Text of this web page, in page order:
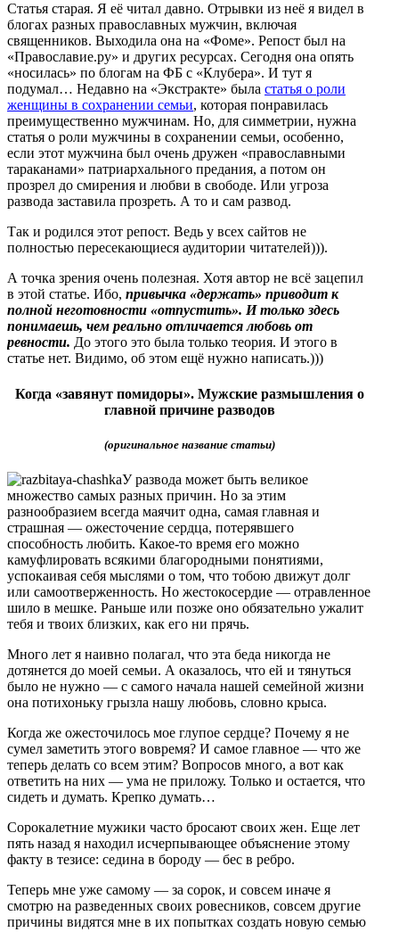
Статья старая. Я её читал давно. Отрывки из неё я видел в
блогах разных православных мужчин, включая
священников. Выходила она на «Фоме». Репост был на
«Православие.ру» и других ресурсах. Сегодня она опять
«носилась» по блогам на ФБ с «Клубера». И тут я
подумал… Недавно на «Экстракте» была статья о роли
женщины в сохранении семьи, которая понравилась
преимущественно мужчинам. Но, для симметрии, нужна
статья о роли мужчины в сохранении семьи, особенно,
если этот мужчина был очень дружен «православными
тараканами» патриархального предания, а потом он
прозрел до смирения и любви в свободе. Или угроза
развода заставила прозреть. А то и сам развод.
Так и родился этот репост. Ведь у всех сайтов не
полностью пересекающиеся аудитории читателей))).
А точка зрения очень полезная. Хотя автор не всё зацепил
в этой статье. Ибо, привычка «держать» приводит к
полной неготовности «отпустить». И только здесь
понимаешь, чем реально отличается любовь от
ревности. До этого это была только теория. И этого в
статье нет. Видимо, об этом ещё нужно написать.)))
Когда «завянут помидоры». Мужские размышления о
главной причине разводов
(оригинальное название статьи)
У развода может быть великое
множество самых разных причин. Но за этим
разнообразием всегда маячит одна, самая главная и
страшная — ожесточение сердца, потерявшего
способность любить. Какое-то время его можно
камуфлировать всякими благородными понятиями,
успокаивая себя мыслями о том, что тобою движут долг
или самоотверженность. Но жестокосердие — отравленное
шило в мешке. Раньше или позже оно обязательно ужалит
тебя и твоих близких, как его ни прячь.
Много лет я наивно полагал, что эта беда никогда не
дотянется до моей семьи. А оказалось, что ей и тянуться
было не нужно — с самого начала нашей семейной жизни
она потихоньку грызла нашу любовь, словно крыса.
Когда же ожесточилось мое глупое сердце? Почему я не
сумел заметить этого вовремя? И самое главное — что же
теперь делать со всем этим? Вопросов много, а вот как
ответить на них — ума не приложу. Только и остается, что
сидеть и думать. Крепко думать…
Сорокалетние мужики часто бросают своих жен. Еще лет
пять назад я находил исчерпывающее объяснение этому
факту в тезисе: седина в бороду — бес в ребро.
Теперь мне уже самому — за сорок, и совсем иначе я
смотрю на разведенных своих ровесников, совсем другие
причины видятся мне в их попытках создать новую семью